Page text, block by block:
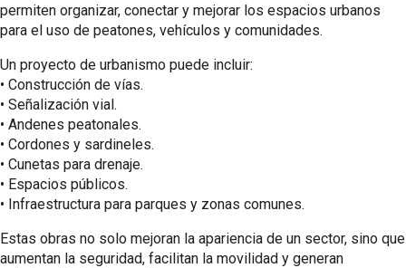
permiten organizar, conectar y mejorar los espacios urbanos
para el uso de peatones, vehículos y comunidades.
Un proyecto de urbanismo puede incluir:
•⁠ ⁠Construcción de vías.
•⁠ ⁠Señalización vial.
•⁠ ⁠Andenes peatonales.
•⁠ ⁠Cordones y sardineles.
•⁠ ⁠Cunetas para drenaje.
•⁠ ⁠Espacios públicos.
•⁠ ⁠Infraestructura para parques y zonas comunes.
Estas obras no solo mejoran la apariencia de un sector, sino que
aumentan la seguridad, facilitan la movilidad y generan